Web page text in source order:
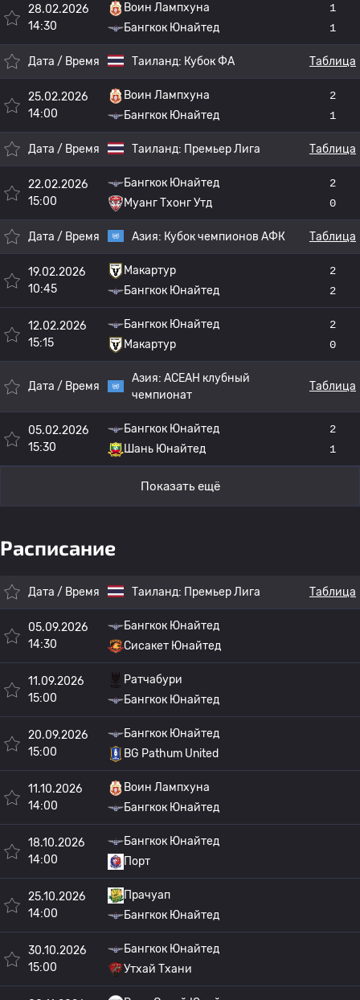
28.02.2026
14:30
Воин Лампхуна
Бангкок Юнайтед
1
1
Дата / Время Таиланд: Кубок ФА Таблица
25.02.2026
14:00
Воин Лампхуна
Бангкок Юнайтед
2
1
Дата / Время Таиланд: Премьер Лига Таблица
22.02.2026
15:00
Бангкок Юнайтед
Муанг Тхонг Утд
2
0
Дата / Время Азия: Кубок чемпионов АФК Таблица
19.02.2026
10:45
Макартур
Бангкок Юнайтед
2
2
12.02.2026
15:15
Бангкок Юнайтед
Макартур
2
0
Дата / Время
Азия: АСЕАН клубный
чемпионат
Таблица
05.02.2026
15:30
Бангкок Юнайтед
Шань Юнайтед
2
1
Показать ещё
Расписание
Дата / Время Таиланд: Премьер Лига Таблица
05.09.2026
14:30
Бангкок Юнайтед
Сисакет Юнайтед
11.09.2026
15:00
Ратчабури
Бангкок Юнайтед
20.09.2026
15:00
Бангкок Юнайтед
BG Pathum United
11.10.2026
14:00
Воин Лампхуна
Бангкок Юнайтед
18.10.2026
14:00
Бангкок Юнайтед
Порт
25.10.2026
14:00
Прачуап
Бангкок Юнайтед
30.10.2026
15:00
Бангкок Юнайтед
Утхай Тхани